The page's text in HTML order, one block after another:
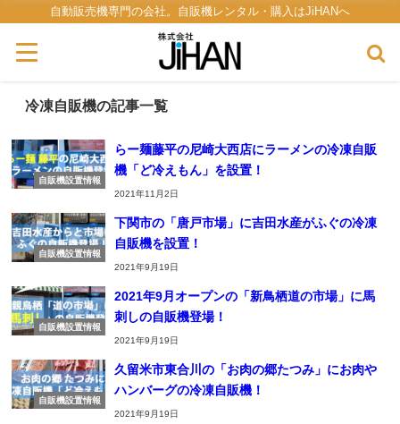
自動販売機専門の会社。自販機レンタル・購入はJiHANへ
冷凍自販機の記事一覧
自販機設置情報
らー麺藤平の尼崎大西店にラーメンの冷凍自販
機「ど冷えもん」を設置！
2021年11月2日
自販機設置情報
下関市の「唐戸市場」に吉田水産がふぐの冷凍
自販機を設置！
2021年9月19日
自販機設置情報
2021年9月オープンの「新鳥栖道の市場」に馬
刺しの自販機登場！
2021年9月19日
自販機設置情報
久留米市東合川の「お肉の郷たつみ」にお肉や
ハンバーグの冷凍自販機！
2021年9月19日